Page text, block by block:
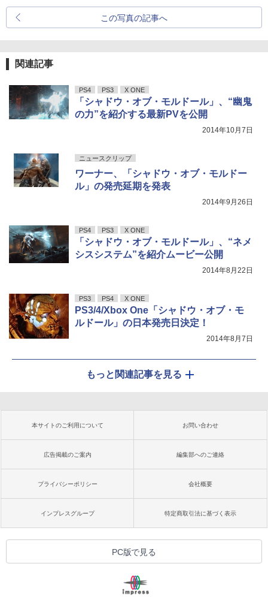
この写真の記事へ
関連記事
PS4 PS3 X ONE
「シャドウ・オブ・モルドール」、“幽鬼
の力”を紹介する最新PVを公開
2014年10月7日
ニュースクリップ
ワーナー、「シャドウ・オブ・モルドー
ル」の発売延期を発表
2014年9月26日
PS4 PS3 X ONE
「シャドウ・オブ・モルドール」、“ネメ
シスシステム”を紹介ムービー公開
2014年8月22日
PS3 PS4 X ONE
PS3/4/Xbox One「シャドウ・オブ・モ
ルドール」の日本発売日決定！
2014年8月7日
もっと関連記事を見る
本サイトのご利用について お問い合わせ
広告掲載のご案内 編集部へのご連絡
プライバシーポリシー 会社概要
インプレスグループ 特定商取引法に基づく表示
PC版で見る